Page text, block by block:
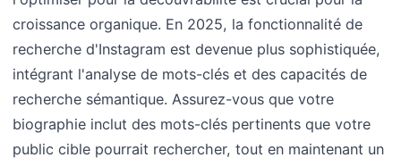
croissance organique. En 2025, la fonctionnalité de
recherche d'Instagram est devenue plus sophistiquée,
intégrant l'analyse de mots-clés et des capacités de
recherche sémantique. Assurez-vous que votre
biographie inclut des mots-clés pertinents que votre
public cible pourrait rechercher, tout en maintenant un